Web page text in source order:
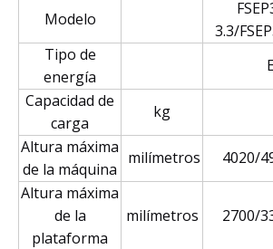
Modelo
3.3/
Tipo de
energía
Capacidad de
carga
kg
Altura máxima
de la máquina
milímetros
4020/
Altura máxima
de la
plataforma
milímetros 2700/